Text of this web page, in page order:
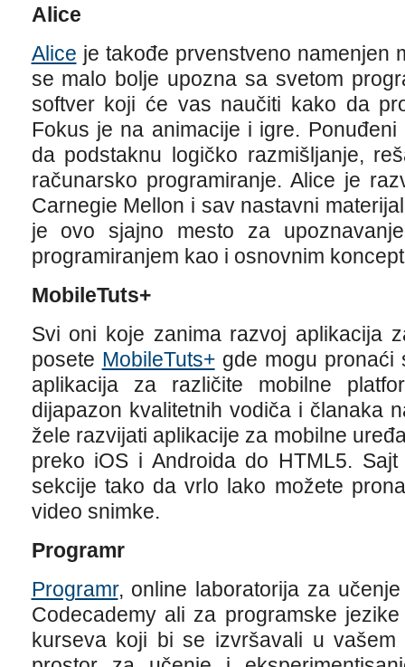
Alice
Alice je takođe prvenstveno namenjen
se malo bolje upozna sa svetom
softver koji će vas naučiti kako da
Fokus je na animacije i igre.
da podstaknu logičko razmišljanje,
računarsko programiranje. Alice je
Carnegie Mellon i sav nastavni
je ovo sjajno mesto za
programiranjem kao i osnovnim
MobileTuts+
Svi oni koje zanima razvoj aplikacija
posete MobileTuts+gde mogu pronaći
aplikacija za različite mobilne
dijapazon kvalitetnih vodiča i članaka
žele razvijati aplikacije za mobilne
preko iOS i Androida do HTML5.
sekcije tako da vrlo lako možete
video snimke.
Programr
Programr, online laboratorija za
Codecademy ali za programske
kurseva koji bi se izvršavali u